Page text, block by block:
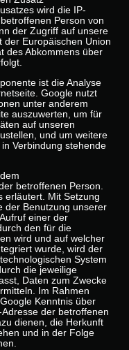
wird die IP-
Person von
der Zugriff auf unsere
der Europäischen Union
des Abkommens über
ist die Analyse
Google nutzt
unter anderem
auszuwerten, um für
auf unseren
und um weitere
Verbindung stehende
betroffenen Person.
erläutert. Mit Setzung
der Benutzung unserer
einer der
den für die
wird und auf welcher
wurde, wird der
System
die jeweilige
Daten zum Zwecke
Im Rahmen
Kenntnis über
der betroffenen
dienen, die Herkunft
und in der Folge